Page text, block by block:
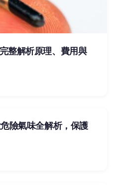
整解析原理、費用與
險氣味全解析，保護